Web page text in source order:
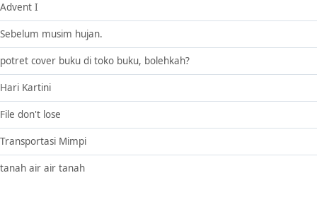
Advent I
Sebelum musim hujan.
potret cover buku di toko buku, bolehkah?
Hari Kartini
File don't lose
Transportasi Mimpi
tanah air air tanah